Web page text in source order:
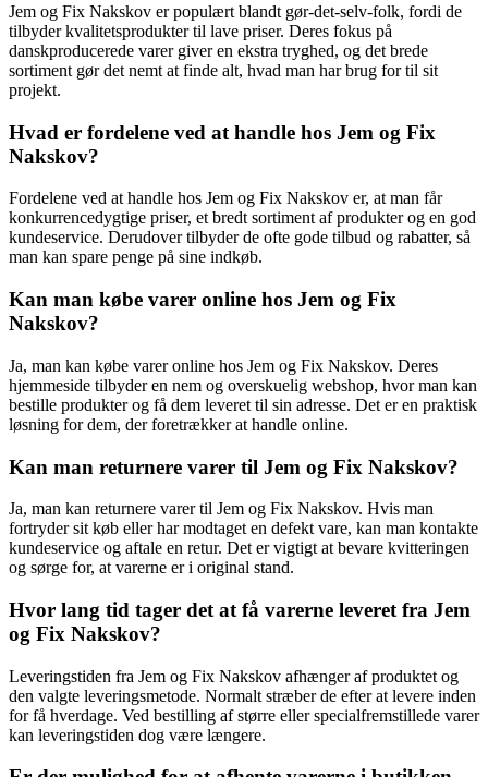
Jem og Fix Nakskov er populært blandt gør-det-selv-folk, fordi de
tilbyder kvalitetsprodukter til lave priser. Deres fokus på
danskproducerede varer giver en ekstra tryghed, og det brede
sortiment gør det nemt at finde alt, hvad man har brug for til sit
projekt.
Hvad er fordelene ved at handle hos Jem og Fix
Nakskov?
Fordelene ved at handle hos Jem og Fix Nakskov er, at man får
konkurrencedygtige priser, et bredt sortiment af produkter og en god
kundeservice. Derudover tilbyder de ofte gode tilbud og rabatter, så
man kan spare penge på sine indkøb.
Kan man købe varer online hos Jem og Fix
Nakskov?
Ja, man kan købe varer online hos Jem og Fix Nakskov. Deres
hjemmeside tilbyder en nem og overskuelig webshop, hvor man kan
bestille produkter og få dem leveret til sin adresse. Det er en praktisk
løsning for dem, der foretrækker at handle online.
Kan man returnere varer til Jem og Fix Nakskov?
Ja, man kan returnere varer til Jem og Fix Nakskov. Hvis man
fortryder sit køb eller har modtaget en defekt vare, kan man kontakte
kundeservice og aftale en retur. Det er vigtigt at bevare kvitteringen
og sørge for, at varerne er i original stand.
Hvor lang tid tager det at få varerne leveret fra Jem
og Fix Nakskov?
Leveringstiden fra Jem og Fix Nakskov afhænger af produktet og
den valgte leveringsmetode. Normalt stræber de efter at levere inden
for få hverdage. Ved bestilling af større eller specialfremstillede varer
kan leveringstiden dog være længere.